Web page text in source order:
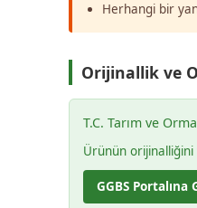
Herhangi bir yan
Orijinallik ve
T.C. Tarım ve
Ürünün orijinalliğini
GGBS Portalına